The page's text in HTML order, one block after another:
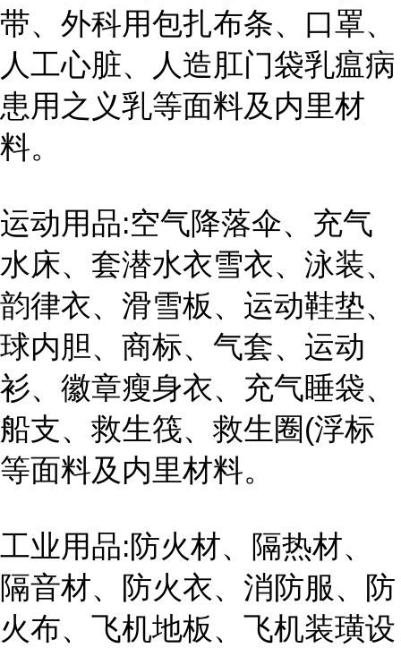
带、外科用包扎布条、口罩、
人工心脏、人造肛门袋乳瘟病
患用之义乳等面料及内里材
料。
运动用品:空气降落伞、充气
水床、套潜水衣雪衣、泳装、
韵律衣、滑雪板、运动鞋垫、
球内胆、商标、气套、运动
衫、徽章瘦身衣、充气睡袋、
船支、救生筏、救生圈(浮标
等面料及内里材料。
工业用品:防火材、隔热材、
隔音材、防火衣、消防服、防
火布、飞机地板、飞机装璜设